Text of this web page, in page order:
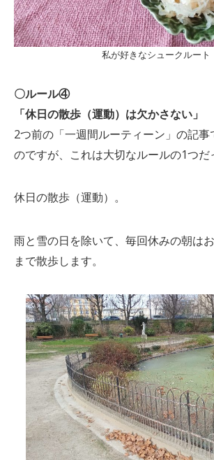
私が好きなシュークルート
〇ルール④
「休日の散歩（運動）は欠かさない」
2つ前の「一週間ルーティーン」の記事
のですが、これは大切なルールの1つだ
休日の散歩（運動）。
雨と雪の日を除いて、毎回休みの朝は
まで散歩します。